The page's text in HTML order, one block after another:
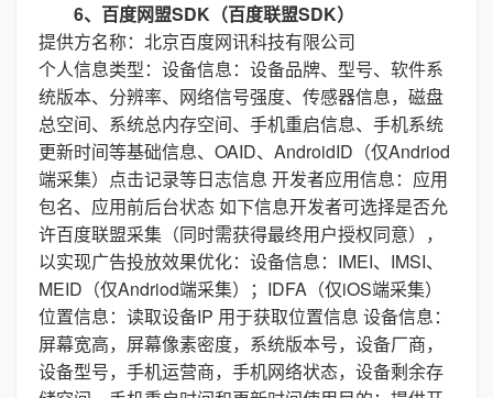
6、百度网盟SDK（百度联盟SDK）
提供方名称：北京百度网讯科技有限公司
个人信息类型：设备信息：设备品牌、型号、软件系
统版本、分辨率、网络信号强度、传感器信息，磁盘
总空间、系统总内存空间、手机重启信息、手机系统
更新时间等基础信息、OAID、AndroidID（仅Andriod
端采集）点击记录等日志信息 开发者应用信息：应用
包名、应用前后台状态 如下信息开发者可选择是否允
许百度联盟采集（同时需获得最终用户授权同意），
以实现广告投放效果优化：设备信息：IMEI、IMSI、
MEID（仅Andriod端采集）；IDFA（仅iOS端采集）
位置信息：读取设备IP 用于获取位置信息 设备信息：
屏幕宽高，屏幕像素密度，系统版本号，设备厂商，
设备型号，手机运营商，手机网络状态，设备剩余存